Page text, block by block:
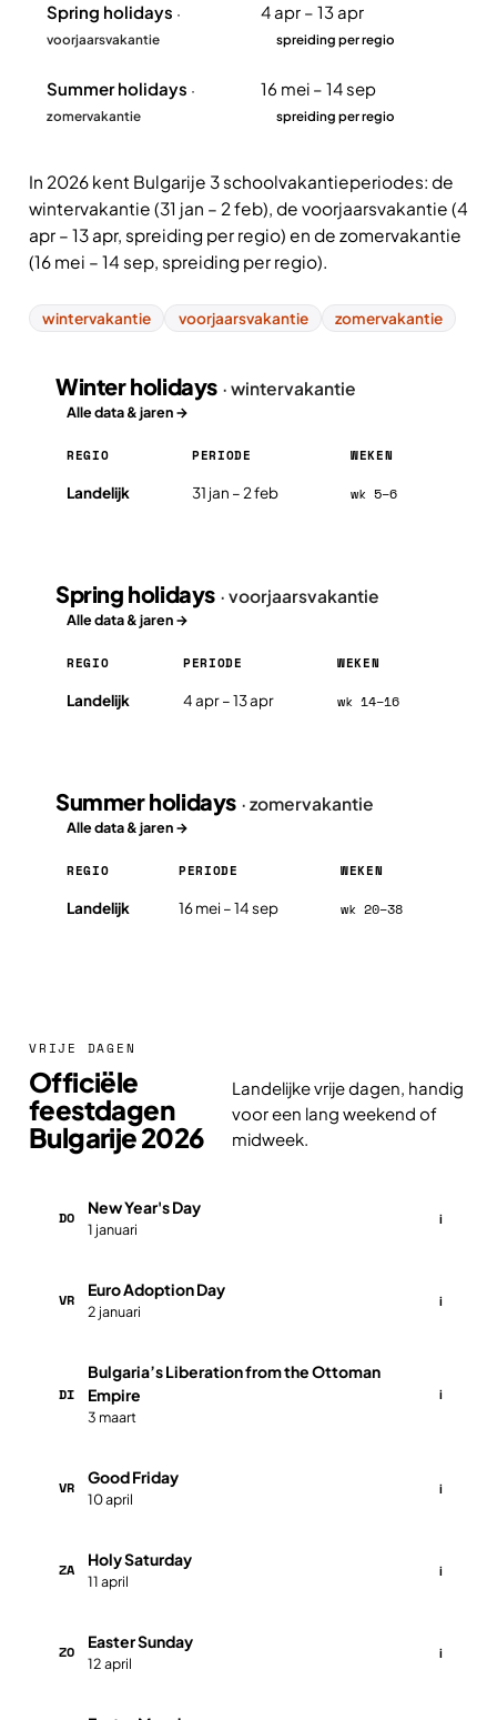
Spring holidays ·
voorjaarsvakantie
4 apr – 13 apr
spreiding per regio
Summer holidays ·
zomervakantie
16 mei – 14 sep
spreiding per regio
In 2026 kent Bulgarije 3 schoolvakantieperiodes: de
wintervakantie (31 jan – 2 feb), de voorjaarsvakantie (4
apr – 13 apr, spreiding per regio) en de zomervakantie
(16 mei – 14 sep, spreiding per regio).
wintervakantie voorjaarsvakantie zomervakantie
Winter holidays · wintervakantie
Alle data & jaren →
Winter holidays in Bulgarije 2026, per regio
REGIO PERIODE WEKEN
Landelijk 31 jan – 2 feb wk 5–6
Spring holidays · voorjaarsvakantie
Alle data & jaren →
Spring holidays in Bulgarije 2026, per regio
REGIO PERIODE WEKEN
Landelijk 4 apr – 13 apr wk 14–16
Summer holidays · zomervakantie
Alle data & jaren →
Summer holidays in Bulgarije 2026, per regio
REGIO PERIODE WEKEN
Landelijk 16 mei – 14 sep wk 20–38
VRIJE DAGEN
Officiële
feestdagen
Bulgarije 2026
Landelijke vrije dagen, handig
voor een lang weekend of
midweek.
DO
New Year's Day
1 januari
i
VR
Euro Adoption Day
2 januari
i
DI
Bulgaria’s Liberation from the Ottoman
Empire
3 maart
i
VR
Good Friday
10 april
i
ZA
Holy Saturday
11 april
i
ZO
Easter Sunday
12 april
i